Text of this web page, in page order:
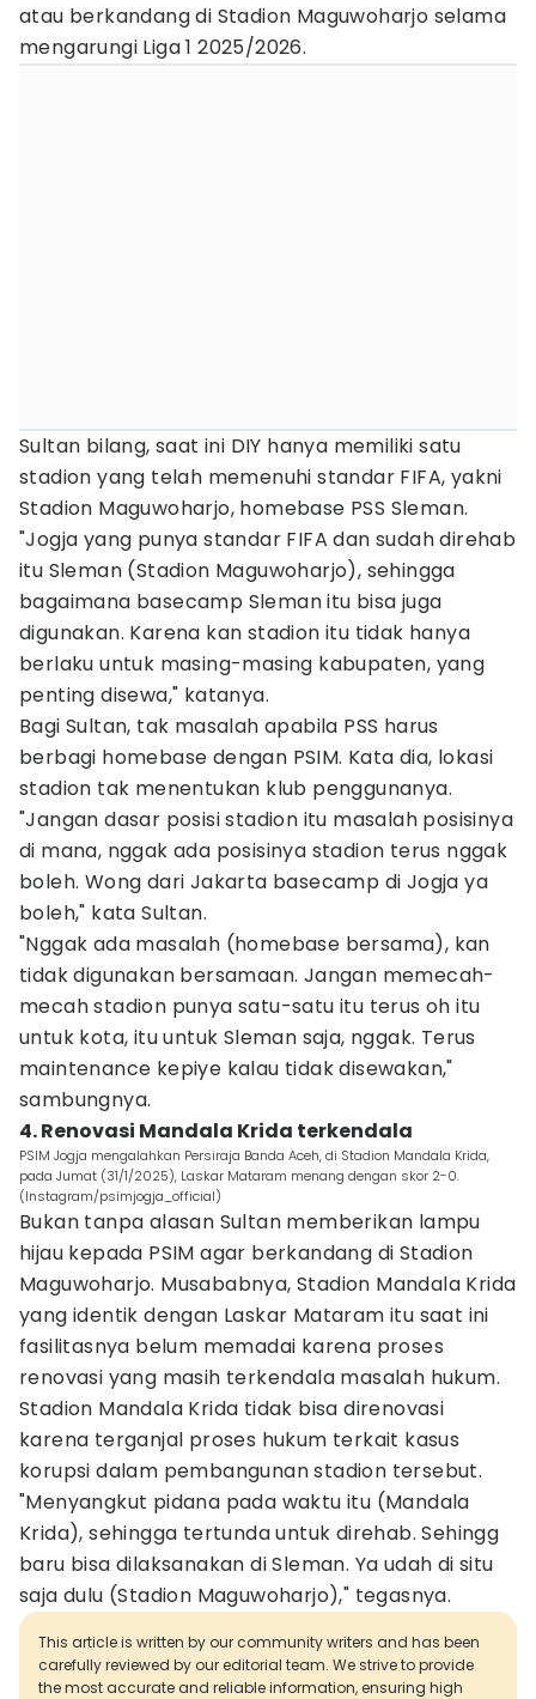
atau berkandang di Stadion Maguwoharjo selama
mengarungi Liga 1 2025/2026.
Sultan bilang, saat ini DIY hanya memiliki satu
stadion yang telah memenuhi standar FIFA, yakni
Stadion Maguwoharjo, homebase PSS Sleman.
"Jogja yang punya standar FIFA dan sudah direhab
itu Sleman (Stadion Maguwoharjo), sehingga
bagaimana basecamp Sleman itu bisa juga
digunakan. Karena kan stadion itu tidak hanya
berlaku untuk masing-masing kabupaten, yang
penting disewa," katanya.
Bagi Sultan, tak masalah apabila PSS harus
berbagi homebase dengan PSIM. Kata dia, lokasi
stadion tak menentukan klub penggunanya.
"Jangan dasar posisi stadion itu masalah posisinya
di mana, nggak ada posisinya stadion terus nggak
boleh. Wong dari Jakarta basecamp di Jogja ya
boleh," kata Sultan.
"Nggak ada masalah (homebase bersama), kan
tidak digunakan bersamaan. Jangan memecah-
mecah stadion punya satu-satu itu terus oh itu
untuk kota, itu untuk Sleman saja, nggak. Terus
maintenance kepiye kalau tidak disewakan,"
sambungnya.
4. Renovasi Mandala Krida terkendala
PSIM Jogja mengalahkan Persiraja Banda Aceh, di Stadion Mandala Krida,
pada Jumat (31/1/2025), Laskar Mataram menang dengan skor 2-0.
(Instagram/psimjogja_official)
Bukan tanpa alasan Sultan memberikan lampu
hijau kepada PSIM agar berkandang di Stadion
Maguwoharjo. Musababnya, Stadion Mandala Krida
yang identik dengan Laskar Mataram itu saat ini
fasilitasnya belum memadai karena proses
renovasi yang masih terkendala masalah hukum.
Stadion Mandala Krida tidak bisa direnovasi
karena terganjal proses hukum terkait kasus
korupsi dalam pembangunan stadion tersebut.
"Menyangkut pidana pada waktu itu (Mandala
Krida), sehingga tertunda untuk direhab. Sehingg
baru bisa dilaksanakan di Sleman. Ya udah di situ
saja dulu (Stadion Maguwoharjo)," tegasnya.
This article is written by our community writers and has been
carefully reviewed by our editorial team. We strive to provide
the most accurate and reliable information, ensuring high